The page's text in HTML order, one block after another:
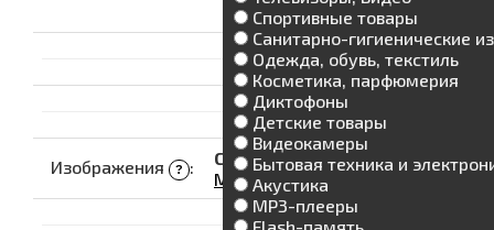
Спортивные товары
Санитарно-гигиенические
Одежда, обувь, текстиль
Косметика, парфюмерия
Диктофоны
Детские товары
Видеокамеры
Бытовая техника и
Акустика
MP3-плееры
Изображения ? : Стандартный загрузчик|
Мультизагрузчик